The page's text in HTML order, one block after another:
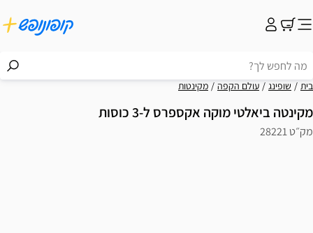
בית שופינג עולם הקפה מקינטות
מקינטה ביאלטי מוקה אקספרס ל-3 כוסות
מק״ט 28221